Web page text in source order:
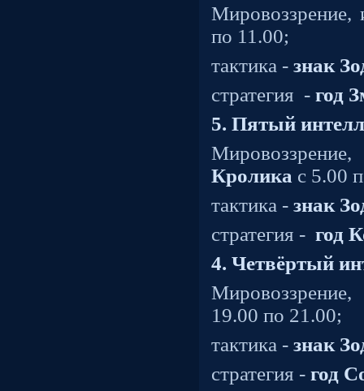
по 11.00;
тактика - знак
стратегия - год
5. Пятый
Кролика с 5.00
тактика - знак
стратегия - год
4. Четвёртый
19.00 по 21.00;
тактика - знак
стратегия - год